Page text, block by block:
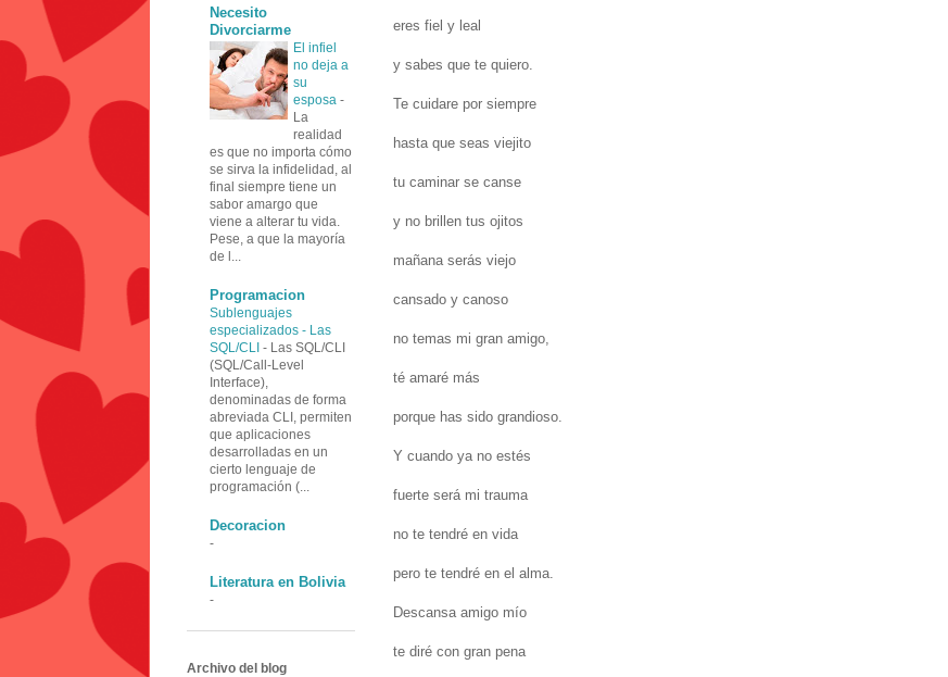
eres fiel y leal
y sabes que te quiero.
Te cuidare por siempre
hasta que seas viejito
tu caminar se canse
y no brillen tus ojitos
mañana serás viejo
cansado y canoso
no temas mi gran amigo,
té amaré más
porque has sido grandioso.
Y cuando ya no estés
fuerte será mi trauma
no te tendré en vida
pero te tendré en el alma.
Descansa amigo mío
te diré con gran pena
Necesito
Divorciarme
El infiel
no deja a
su
esposa -
La
realidad
es que no importa cómo
se sirva la infidelidad, al
final siempre tiene un
sabor amargo que
viene a alterar tu vida.
Pese, a que la mayoría
de l...
Programacion
Sublenguajes
especializados - Las
SQL/CLI - Las SQL/CLI
(SQL/Call-Level
Interface),
denominadas de forma
abreviada CLI, permiten
que aplicaciones
desarrolladas en un
cierto lenguaje de
programación (...
Decoracion
-
Literatura en Bolivia
-
Archivo del blog